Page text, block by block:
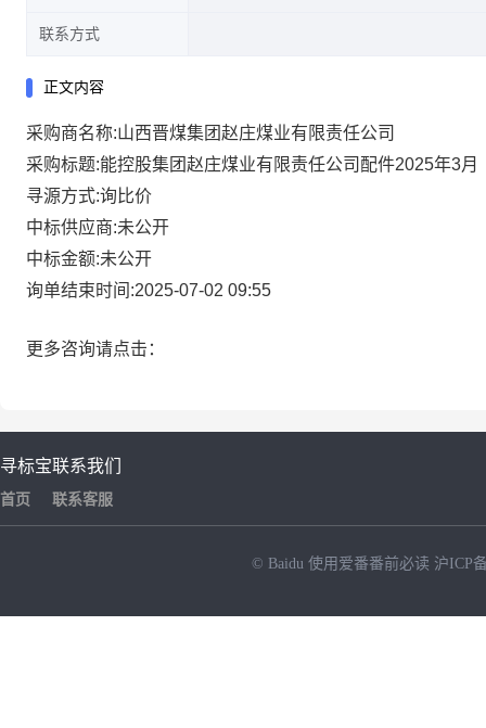
联系方式
正文内容
采购商名称:山西晋煤集团赵庄煤业有限责任公司
采购标题:能控股集团赵庄煤业有限责任公司配件2025年3
寻源方式:询比价
中标供应商:未公开
中标金额:未公开
询单结束时间:2025-07-02 09:55
更多咨询请点击：
寻标宝
首页
联系我们
联系客服
© Baidu 使用爱番番前必读 沪ICP